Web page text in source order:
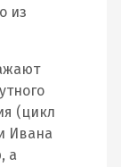
из
(цикл
Ивана
а